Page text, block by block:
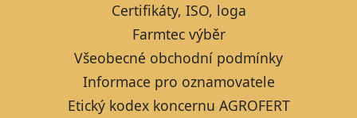
Certifikáty, ISO, loga
Farmtec výběr
Všeobecné obchodní podmínky
Informace pro oznamovatele
Etický kodex koncernu AGROFERT